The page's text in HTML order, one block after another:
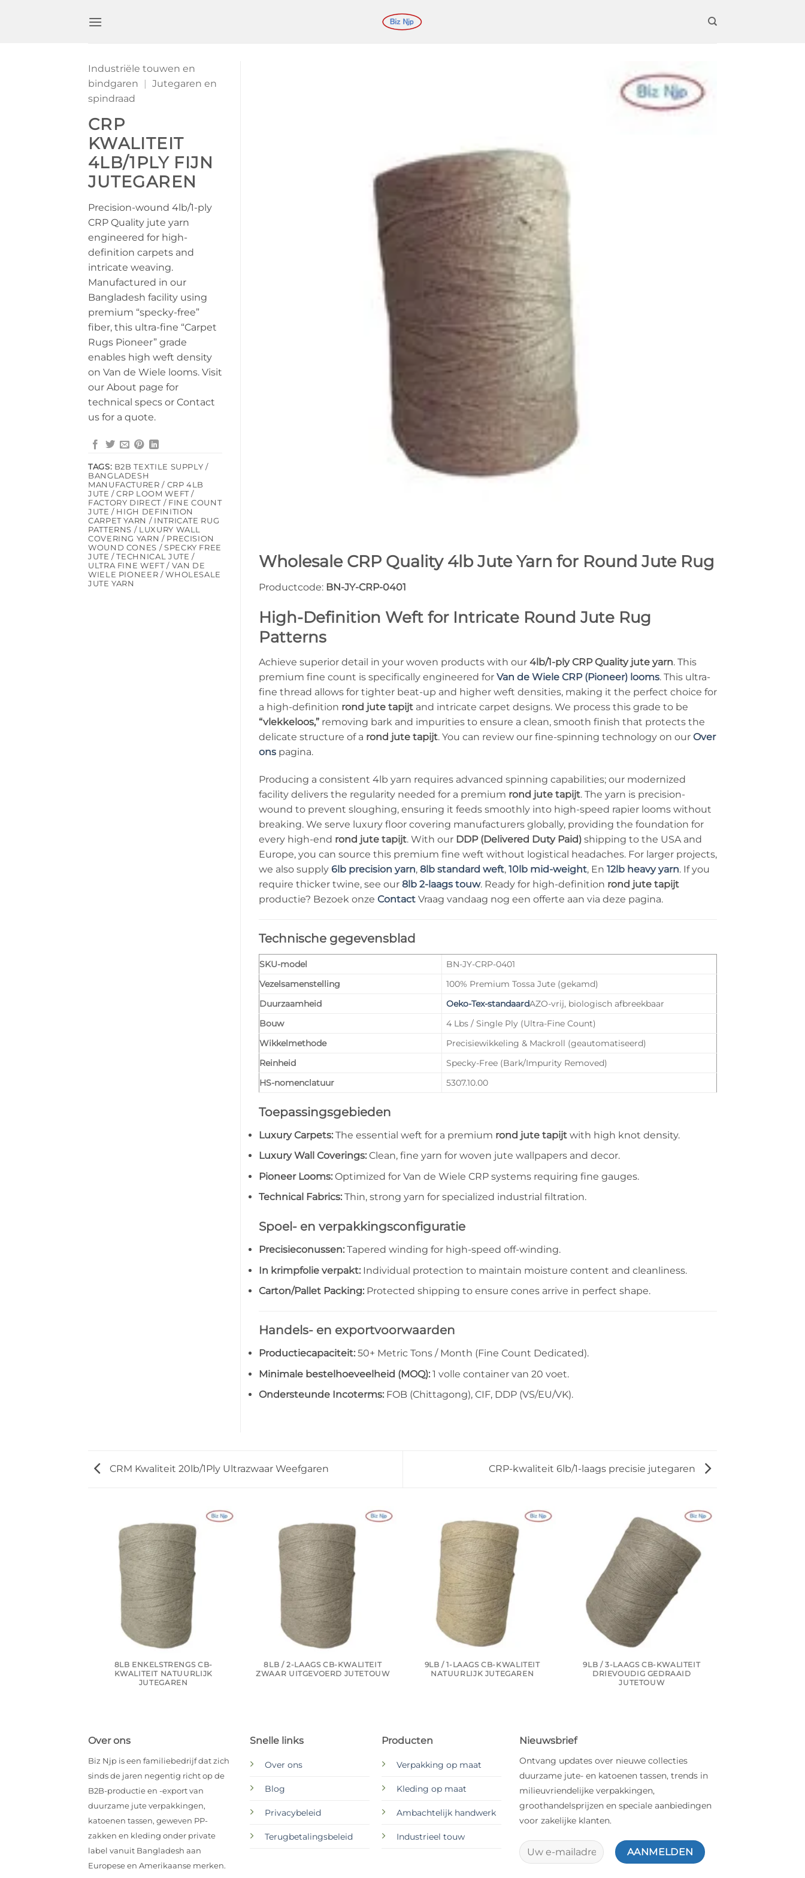
Industriële touwen en
bindgaren
| Jutegaren en
spindraad
CRP
KWALITEIT
4LB/1PLY FIJN
JUTEGAREN
Precision-wound 4lb/1-ply
CRP Quality jute yarn
engineered for high-
definition carpets and
intricate weaving.
Manufactured in our
Bangladesh facility using
premium “specky-free”
fiber, this ultra-fine “Carpet
Rugs Pioneer” grade
enables high weft density
on Van de Wiele looms. Visit
our About page for
technical specs or Contact
us for a quote.
TAGS: B2B TEXTILE SUPPLY /
BANGLADESH
MANUFACTURER / CRP 4LB
JUTE / CRP LOOM WEFT /
FACTORY DIRECT / FINE COUNT
JUTE / HIGH DEFINITION
CARPET YARN / INTRICATE RUG
PATTERNS / LUXURY WALL
COVERING YARN / PRECISION
WOUND CONES / SPECKY FREE
JUTE / TECHNICAL JUTE /
ULTRA FINE WEFT / VAN DE
WIELE PIONEER / WHOLESALE
JUTE YARN
Wholesale CRP Quality 4lb Jute Yarn for Round Jute Rug
Productcode: BN-JY-CRP-0401
High-Definition Weft for Intricate Round Jute Rug
Patterns
Achieve superior detail in your woven products with our 4lb/1-ply CRP Quality jute yarn. This
premium fine count is specifically engineered for Van de Wiele CRP (Pioneer) looms. This ultra-
fine thread allows for tighter beat-up and higher weft densities, making it the perfect choice for
a high-definition rond jute tapijt and intricate carpet designs. We process this grade to be
“vlekkeloos,” removing bark and impurities to ensure a clean, smooth finish that protects the
delicate structure of a rond jute tapijt. You can review our fine-spinning technology on our Over
ons pagina.
Producing a consistent 4lb yarn requires advanced spinning capabilities; our modernized
facility delivers the regularity needed for a premium rond jute tapijt. The yarn is precision-
wound to prevent sloughing, ensuring it feeds smoothly into high-speed rapier looms without
breaking. We serve luxury floor covering manufacturers globally, providing the foundation for
every high-end rond jute tapijt. With our DDP (Delivered Duty Paid) shipping to the USA and
Europe, you can source this premium fine weft without logistical headaches. For larger projects,
we also supply 6lb precision yarn, 8lb standard weft, 10lb mid-weight, En 12lb heavy yarn. If you
require thicker twine, see our 8lb 2-laags touw. Ready for high-definition rond jute tapijt
productie? Bezoek onze Contact Vraag vandaag nog een offerte aan via deze pagina.
Technische gegevensblad
SKU-model
BN-JY-CRP-0401
Vezelsamenstelling
100% Premium Tossa Jute (gekamd)
Duurzaamheid
Oeko-Tex-standaardAZO-vrij, biologisch afbreekbaar
Bouw
4 Lbs / Single Ply (Ultra-Fine Count)
Wikkelmethode
Precisiewikkeling & Mackroll (geautomatiseerd)
Reinheid
Specky-Free (Bark/Impurity Removed)
HS-nomenclatuur
5307.10.00
Toepassingsgebieden
Luxury Carpets: The essential weft for a premium rond jute tapijt with high knot density.
Luxury Wall Coverings: Clean, fine yarn for woven jute wallpapers and decor.
Pioneer Looms: Optimized for Van de Wiele CRP systems requiring fine gauges.
Technical Fabrics: Thin, strong yarn for specialized industrial filtration.
Spoel- en verpakkingsconfiguratie
Precisieconussen: Tapered winding for high-speed off-winding.
In krimpfolie verpakt: Individual protection to maintain moisture content and cleanliness.
Carton/Pallet Packing: Protected shipping to ensure cones arrive in perfect shape.
Handels- en exportvoorwaarden
Productiecapaciteit: 50+ Metric Tons / Month (Fine Count Dedicated).
Minimale bestelhoeveelheid (MOQ): 1 volle container van 20 voet.
Ondersteunde Incoterms: FOB (Chittagong), CIF, DDP (VS/EU/VK).
CRM Kwaliteit 20lb/1Ply Ultrazwaar Weefgaren CRP-kwaliteit 6lb/1-laags precisie jutegaren
8LB ENKELSTRENGS CB-
KWALITEIT NATUURLIJK
JUTEGAREN
8LB / 2-LAAGS CB-KWALITEIT
ZWAAR UITGEVOERD JUTETOUW
9LB / 1-LAAGS CB-KWALITEIT
NATUURLIJK JUTEGAREN
9LB / 3-LAAGS CB-KWALITEIT
DRIEVOUDIG GEDRAAID
JUTETOUW
Over ons
Biz Njp is een familiebedrijf dat zich
sinds de jaren negentig richt op de
B2B-productie en -export van
duurzame jute verpakkingen,
katoenen tassen, geweven PP-
zakken en kleding onder private
label vanuit Bangladesh aan
Europese en Amerikaanse merken.
Snelle links
Over ons
Blog
Privacybeleid
Terugbetalingsbeleid
Producten
Verpakking op maat
Kleding op maat
Ambachtelijk handwerk
Industrieel touw
Nieuwsbrief
Ontvang updates over nieuwe collecties
duurzame jute- en katoenen tassen, trends in
milieuvriendelijke verpakkingen,
groothandelsprijzen en speciale aanbiedingen
voor zakelijke klanten.